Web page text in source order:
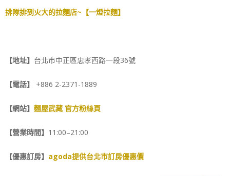
排隊排到火大的拉麵店~【一燈拉麵】
【地址】 台北市中正區忠孝西路一段36號
【電話】 +886 2-2371-1889
【網站】 麵屋武藏 官方粉絲頁
【營業時間】 11:00–21:00
【優惠訂房】 agoda提供台北市訂房優惠價